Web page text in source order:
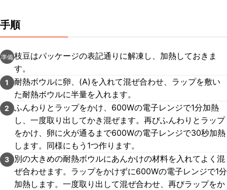
手順
準備枝豆はパッケージの表記通りに解凍し、加熱しておきま
す。
1
耐熱ボウルに卵、(A)を入れて混ぜ合わせ、ラップを敷い
た耐熱ボウルに半量を入れます。
2
ふんわりとラップをかけ、600Wの電子レンジで1分加熱
し、一度取り出してかき混ぜます。再びふんわりとラップ
をかけ、卵に火が通るまで600Wの電子レンジで30秒加熱
します。同様にもう1つ作ります。
3
別の大きめの耐熱ボウルにあんかけの材料を入れてよく混
ぜ合わせます。ラップをかけずに600Wの電子レンジで1分
加熱します。一度取り出して混ぜ合わせ、再びラップをか